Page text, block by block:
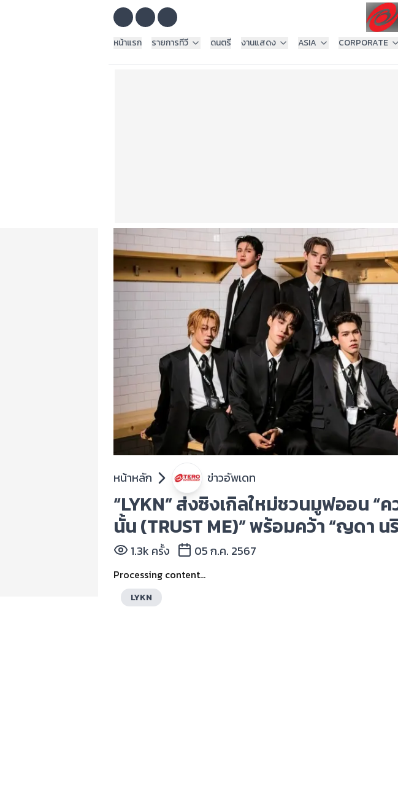
หน้าแรก
รายการทีวี ดนตรี งานแสดง ASIA CORPORATE
หน้าหลัก ข่าวอัพเดท
“LYKN” ส่งซิงเกิลใหม่ชวนมูฟออน “
นั้น (TRUST ME)” พร้อมคว้า “ญดา
1.3k ครั้ง 05 ก.ค. 2567
Processing content...
LYKN